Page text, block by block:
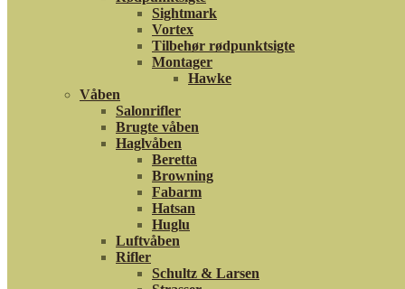
Sightmark
Vortex
Tilbehør rødpunktsigte
Montager
Hawke
Våben
Salonrifler
Brugte våben
Haglvåben
Beretta
Browning
Fabarm
Hatsan
Huglu
Luftvåben
Rifler
Schultz & Larsen